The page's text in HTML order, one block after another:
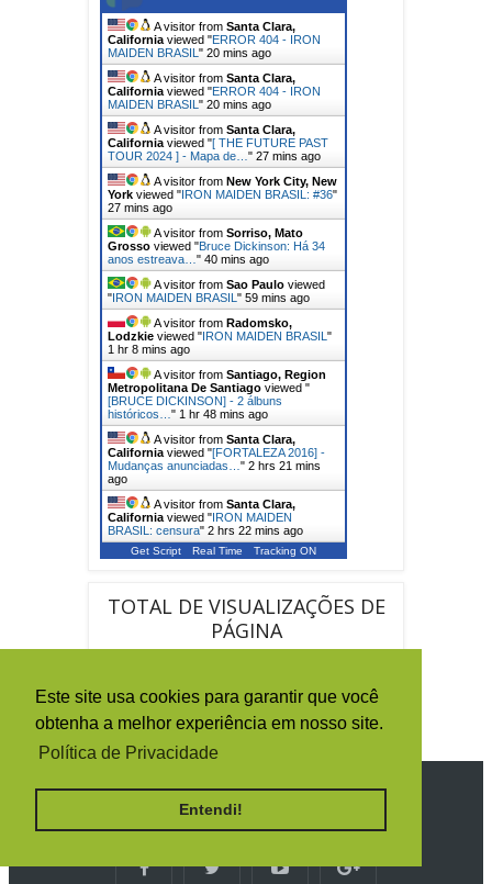
Este site usa cookies para garantir que você
obtenha a melhor experiência em nosso site.
Política de Privacidade
Entendi!
A visitor from Santa Clara,
California viewed "ERROR 404 - IRON
MAIDEN BRASIL " 20 mins ago
A visitor from Santa Clara,
California viewed "ERROR 404 - IRON
MAIDEN BRASIL " 20 mins ago
A visitor from Santa Clara,
California viewed "[ THE FUTURE PAST
TOUR 2024 ] - Mapa de… " 27 mins ago
A visitor from New York City, New
York viewed "IRON MAIDEN BRASIL: #36"
27 mins ago
A visitor from Sorriso, Mato
Grosso viewed "Bruce Dickinson: Há 34
anos estreava… " 40 mins ago
A visitor from Sao Paulo viewed
"IRON MAIDEN BRASIL " 59 mins ago
A visitor from Radomsko,
Lodzkie viewed "IRON MAIDEN BRASIL "
1 hr 8 mins ago
A visitor from Santiago, Region
Metropolitana De Santiago viewed "
[BRUCE DICKINSON] - 2 álbuns
históricos… " 1 hr 48 mins ago
A visitor from Santa Clara,
California viewed "[FORTALEZA 2016] -
Mudanças anunciadas… " 2 hrs 21 mins
ago
A visitor from Santa Clara,
California viewed "IRON MAIDEN
BRASIL: censura" 2 hrs 23 mins ago
Get Script Real Time Tracking ON
TOTAL DE VISUALIZAÇÕES DE
PÁGINA
1 5 0 1 5 8
7
6